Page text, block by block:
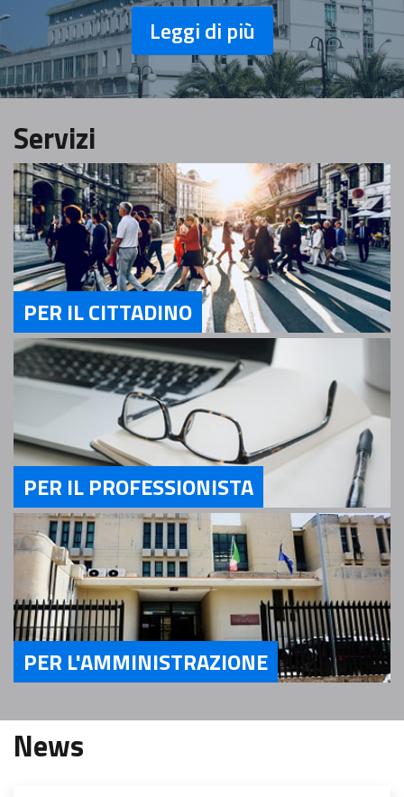
Leggi di più
Servizi
Servizi Per il cittadino
PER IL CITTADINO
Servizi Per il Professionista
PER IL PROFESSIONISTA
PER L'AMMINISTRAZIONE
News